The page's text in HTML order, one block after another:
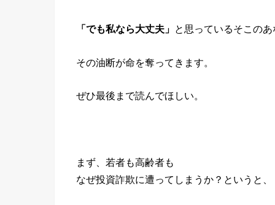
「でも私なら大丈夫」 と思っているそこの
その油断が命を奪ってきます。
ぜひ最後まで読んでほしい。
まず、若者も高齢者も
なぜ投資詐欺に遭ってしまうか？というと、